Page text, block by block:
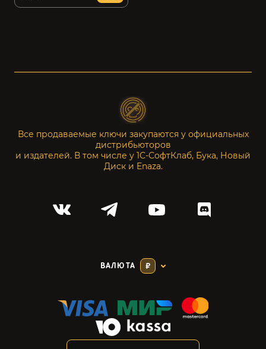
Все продаваемые ключи закупаются у официальных
дистрибьюторов
и издателей. В том числе у 1С-СофтКлаб, Бука, Новый
Диск и Enaza.
ВАЛЮТА ₽